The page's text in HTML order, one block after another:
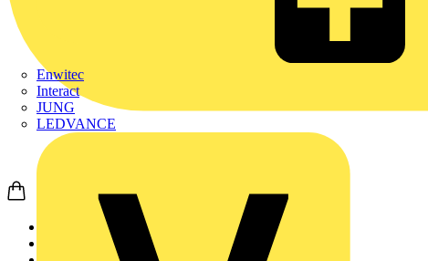
Enwitec
Interact
JUNG
LEDVANCE